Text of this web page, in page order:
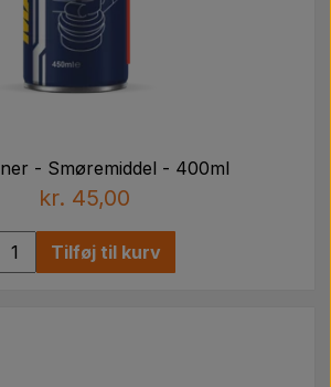
- Smøremiddel - 400ml
kr. 45,00
Tilføj til kurv